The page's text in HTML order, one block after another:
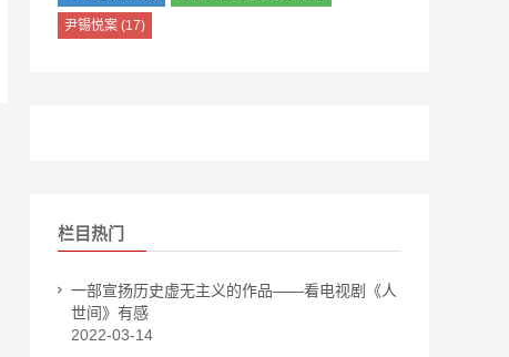
尹锡悦案 (17)
栏目热门
一部宣扬历史虚无主义的作品——看电视剧《人
世间》有感
2022-03-14